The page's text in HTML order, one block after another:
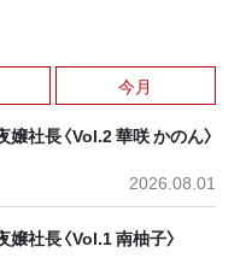
今月
社長〈Vol.2 華咲 かのん〉
2026.08.01
社長〈Vol.1 南柚子〉